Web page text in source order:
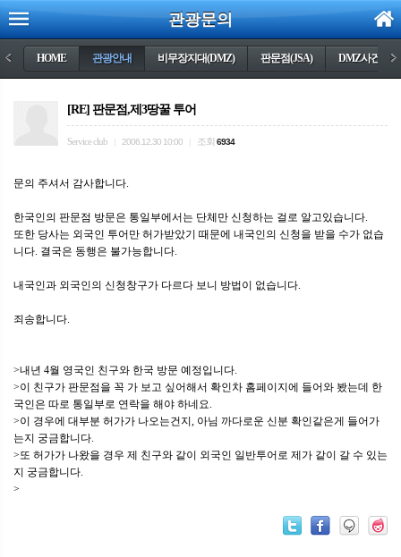
관광문의
< HOME 관광안내 비무장지대(DMZ) 판문점(JSA) DMZ사건들 >
[RE] 판문점,제3땅꿀 투어
Service club 2006.12.30 10:00 조회 6934
문의 주셔서 감사합니다.
한국인의 판문점 방문은 통일부에서는 단체만 신청하는 걸로 알고있습니다.
또한 당사는 외국인 투어만 허가받았기 때문에 내국인의 신청을 받을 수가 없습
니다. 결국은 동행은 불가능합니다.
내국인과 외국인의 신청창구가 다르다 보니 방법이 없습니다.
죄송합니다.
>내년 4월 영국인 친구와 한국 방문 예정입니다.
>이 친구가 판문점을 꼭 가 보고 싶어해서 확인차 홈페이지에 들어와 봤는데 한
국인은 따로 통일부로 연락을 해야 하네요.
>이 경우에 대부분 허가가 나오는건지, 아님 까다로운 신분 확인같은게 들어가
는지 궁금합니다.
>또 허가가 나왔을 경우 제 친구와 같이 외국인 일반투어로 제가 같이 갈 수 있는
지 궁금합니다.
>